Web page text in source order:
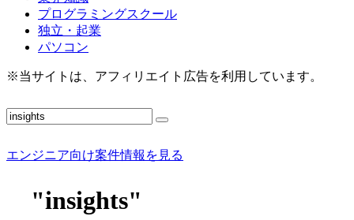
プログラミングスクール
独立・起業
パソコン
※当サイトは、アフィリエイト広告を利用しています。
エンジニア向け案件情報を見る
"insights"